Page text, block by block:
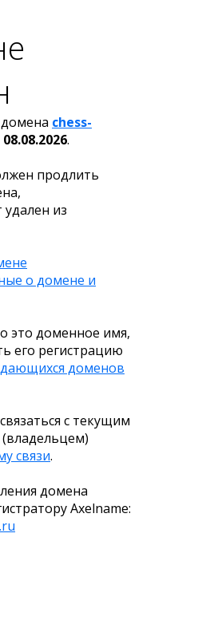
chess-
08.08.2026.
продлить
из
о домене и
это доменное имя,
его регистрацию
доменов
с текущим
связи.
домена
Axelname: